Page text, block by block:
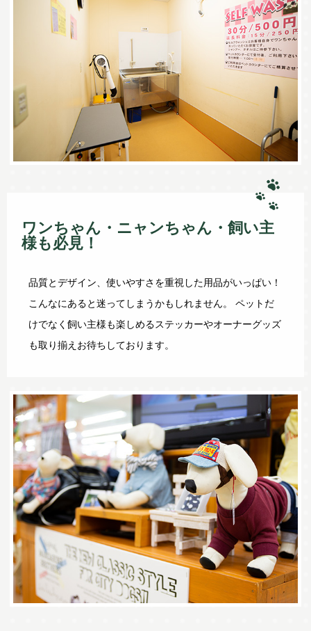
ワンちゃん・ニャンちゃん・飼い主
様も必見！
品質とデザイン、使いやすさを重視した用品がいっぱい！
こんなにあると迷ってしまうかもしれません。 ペットだ
けでなく飼い主様も楽しめるステッカーやオーナーグッズ
も取り揃えお待ちしております。